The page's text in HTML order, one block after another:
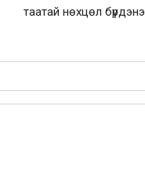
таатай нөхцөл бүрдэнэ